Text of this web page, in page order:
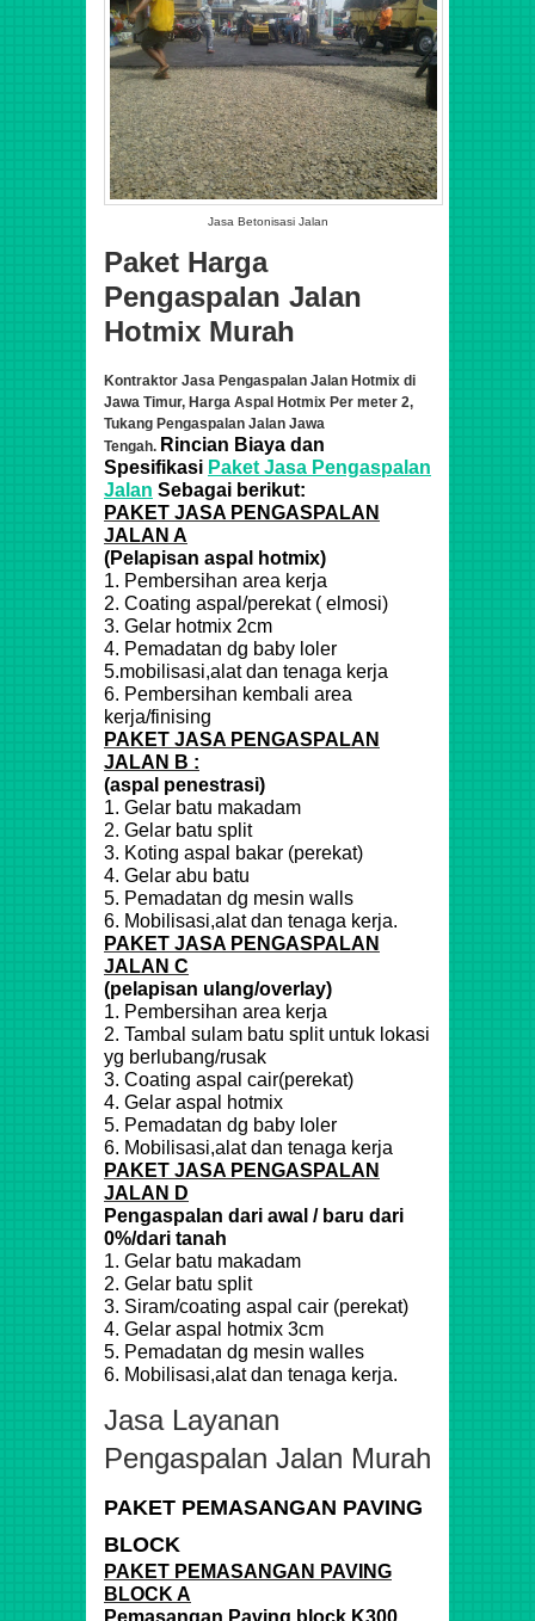
Jasa Betonisasi Jalan
Paket Harga
Pengaspalan Jalan
Hotmix Murah
Kontraktor Jasa Pengaspalan Jalan Hotmix di
Jawa Timur, Harga Aspal Hotmix Per meter 2,
Tukang Pengaspalan Jalan Jawa
Tengah. Rincian Biaya dan
Spesifikasi Paket Jasa Pengaspalan
Jalan Sebagai berikut:
PAKET JASA PENGASPALAN
JALAN A
(Pelapisan aspal hotmix)
1. Pembersihan area kerja
2. Coating aspal/perekat ( elmosi)
3. Gelar hotmix 2cm
4. Pemadatan dg baby loler
5.mobilisasi,alat dan tenaga kerja
6. Pembersihan kembali area
kerja/finising
PAKET JASA PENGASPALAN
JALAN B :
(aspal penestrasi)
1. Gelar batu makadam
2. Gelar batu split
3. Koting aspal bakar (perekat)
4. Gelar abu batu
5. Pemadatan dg mesin walls
6. Mobilisasi,alat dan tenaga kerja.
PAKET JASA PENGASPALAN
JALAN C
(pelapisan ulang/overlay)
1. Pembersihan area kerja
2. Tambal sulam batu split untuk lokasi
yg berlubang/rusak
3. Coating aspal cair(perekat)
4. Gelar aspal hotmix
5. Pemadatan dg baby loler
6. Mobilisasi,alat dan tenaga kerja
PAKET JASA PENGASPALAN
JALAN D
Pengaspalan dari awal / baru dari
0%/dari tanah
1. Gelar batu makadam
2. Gelar batu split
3. Siram/coating aspal cair (perekat)
4. Gelar aspal hotmix 3cm
5. Pemadatan dg mesin walles
6. Mobilisasi,alat dan tenaga kerja.
Jasa Layanan
Pengaspalan Jalan Murah
PAKET PEMASANGAN PAVING
BLOCK
PAKET PEMASANGAN PAVING
BLOCK A